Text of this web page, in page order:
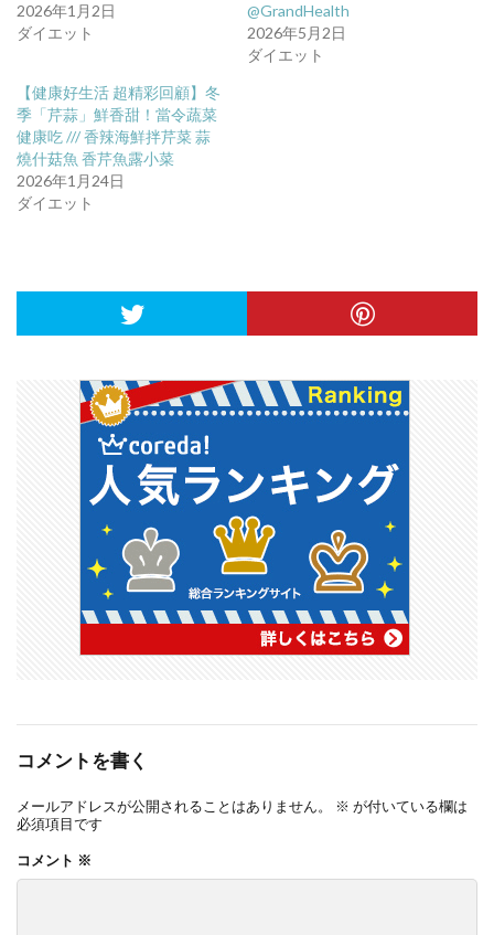
2026年1月2日
ダイエット
@GrandHealth
2026年5月2日
ダイエット
【健康好生活 超精彩回顧】冬
季「芹蒜」鮮香甜！當令蔬菜
健康吃 /// 香辣海鮮拌芹菜 蒜
燒什菇魚 香芹魚露小菜
2026年1月24日
ダイエット
コメントを書く
メールアドレスが公開されることはありません。 ※ が付いている欄は
必須項目です
コメント ※